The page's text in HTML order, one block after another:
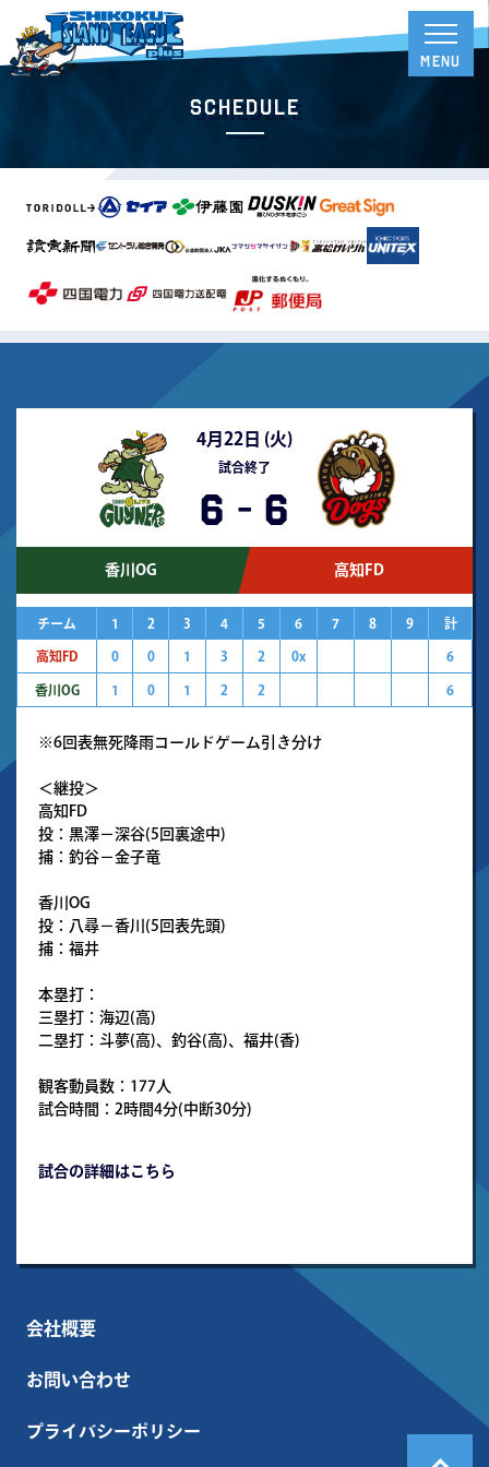
Schedule
4月22日 (火)
試合終了
6 - 6
香川OG 高知FD
チーム 1 2 3 4 5 6 7 8 9 計
高知FD 0 0 1 3 2 0x 6
香川OG 1 0 1 2 2 6
※6回表無死降雨コールドゲーム引き分け
＜継投＞
高知FD
投：黒澤－深谷(5回裏途中)
捕：釣谷－金子竜
香川OG
投：八尋－香川(5回表先頭)
捕：福井
本塁打：
三塁打：海辺(高)
二塁打：斗夢(高)、釣谷(高)、福井(香)
観客動員数：177人
試合時間：2時間4分(中断30分)
試合の詳細はこちら
会社概要
お問い合わせ
プライバシーポリシー